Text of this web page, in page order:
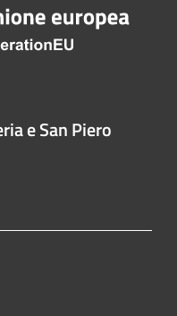
e San Piero